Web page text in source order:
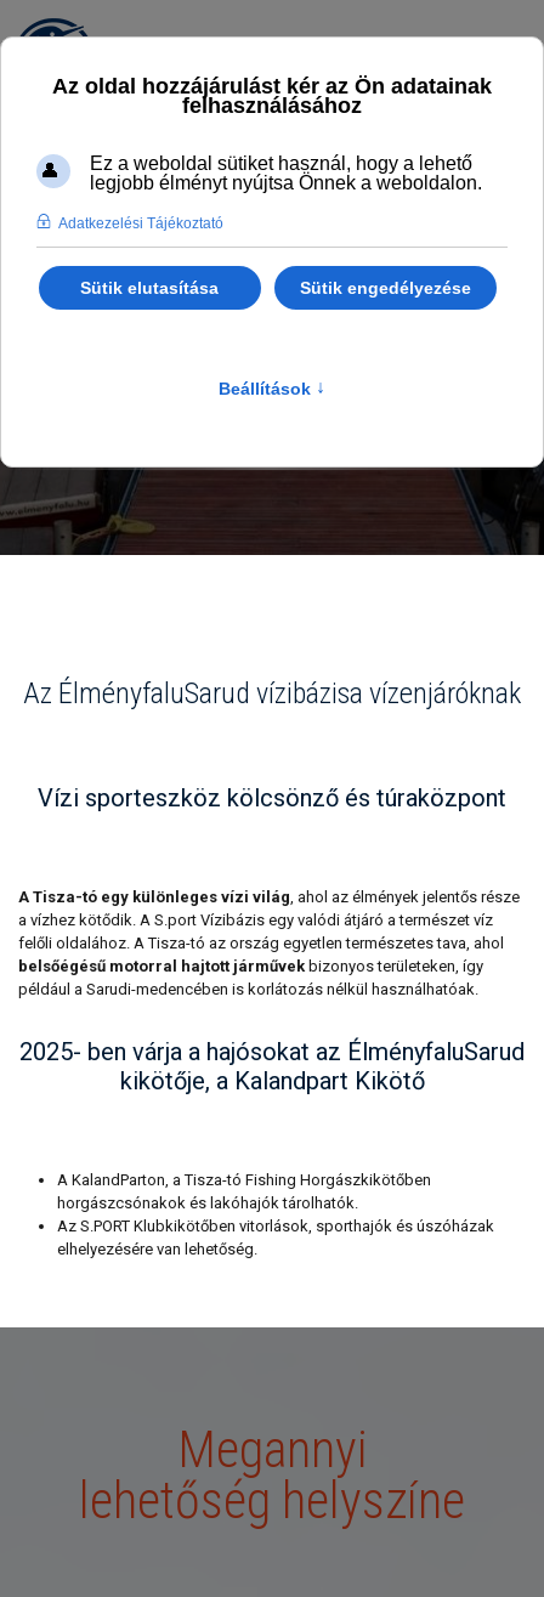
S.PORT VÍZIBÁZIS
Az ÉlményfaluSarud vízibázisa vízenjáróknak
Vízi sporteszköz kölcsönző és túraközpont
A Tisza-tó egy különleges vízi világ, ahol az élmények jelentős része
a vízhez kötődik. A S.port Vízibázis egy valódi átjáró a természet víz
felőli oldalához. A Tisza-tó az ország egyetlen természetes tava, ahol
belsőégésű motorral hajtott járművek bizonyos területeken, így
például a Sarudi-medencében is korlátozás nélkül használhatóak.
2025- ben várja a hajósokat az ÉlményfaluSarud
kikötője, a Kalandpart Kikötő
A KalandParton, a Tisza-tó Fishing Horgászkikötőben
horgászcsónakok és lakóhajók tárolhatók.
Az S.PORT Klubkikötőben vitorlások, sporthajók és úszóházak
elhelyezésére van lehetőség.
Megannyi
lehetőség helyszíne